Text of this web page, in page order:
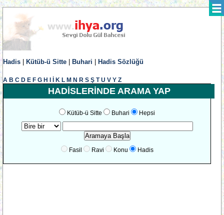
Hadis Kütüb-ü Sitte Buhari Hadis Sözlüğü
A B C D E F G H K L M N R S Ş T U V Y Z
HADİSLERİNDE ARAMA YAP
Kütüb-ü Sitte Buhari Hepsi
Fasil Ravi Konu Hadis